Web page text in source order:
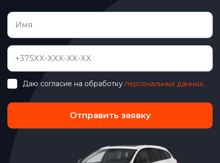
Даю согласие на обработку персональных данных.
Отправить заявку